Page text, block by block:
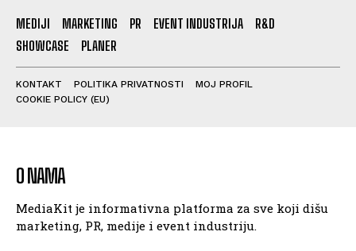
MEDIJI MARKETING PR EVENT INDUSTRIJA
R&D
SHOWCASE
PLANER
KONTAKT POLITIKA PRIVATNOSTI
MOJ PROFIL
COOKIE POLICY (EU)
O NAMA
MediaKit je informativna platforma za sve koji dišu
marketing, PR, medije i event industriju.